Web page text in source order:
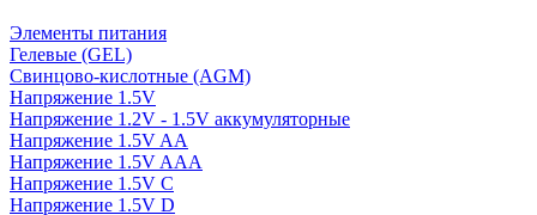
Элементы питания
Гелевые (GEL)
Свинцово-кислотные (AGM)
Напряжение 1.5V
Напряжение 1.2V - 1.5V аккумуляторные
Напряжение 1.5V AA
Напряжение 1.5V AAA
Напряжение 1.5V C
Напряжение 1.5V D